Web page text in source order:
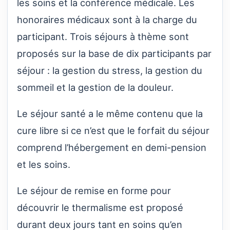
les soins et la conférence médicale. Les
honoraires médicaux sont à la charge du
participant. Trois séjours à thème sont
proposés sur la base de dix participants par
séjour : la gestion du stress, la gestion du
sommeil et la gestion de la douleur.
Le séjour santé a le même contenu que la
cure libre si ce n’est que le forfait du séjour
comprend l’hébergement en demi-pension
et les soins.
Le séjour de remise en forme pour
découvrir le thermalisme est proposé
durant deux jours tant en soins qu’en